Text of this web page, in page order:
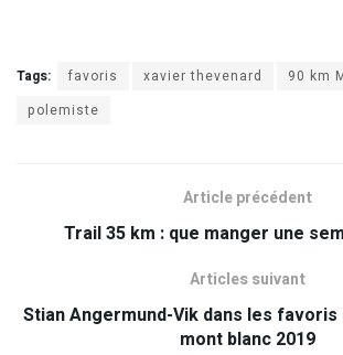
Tags: favoris xavier thevenard
90 km
polemiste
Article précédent
Trail 35 km : que manger une
Articles suivant
Stian Angermund-Vik dans les favoris
mont blanc 2019